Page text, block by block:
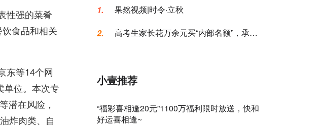
性强的菜肴
食品和相关
东等14个网
单位。本次专
潜在风险，
炸肉类、自
1. 果然视频|时令·立秋
2.
高考生家长花万余元买“内部名额”，承诺
小壹推荐
“福彩喜相逢20元”1100万福利限时放送，快和
好运喜相逢~